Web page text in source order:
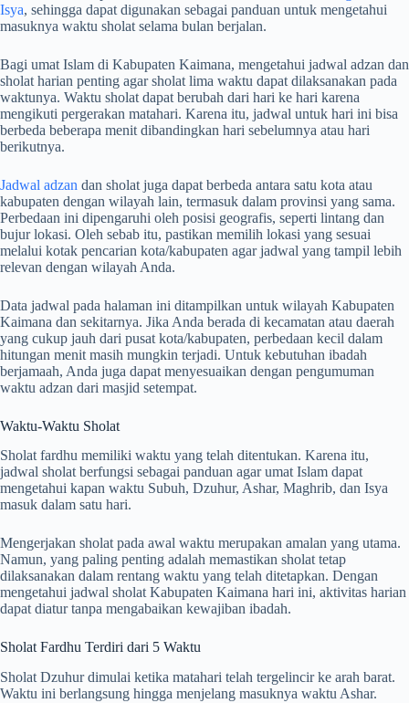
Isya, sehingga dapat digunakan sebagai panduan untuk mengetahui
masuknya waktu sholat selama bulan berjalan.
Bagi umat Islam di Kabupaten Kaimana, mengetahui jadwal adzan dan
sholat harian penting agar sholat lima waktu dapat dilaksanakan pada
waktunya. Waktu sholat dapat berubah dari hari ke hari karena
mengikuti pergerakan matahari. Karena itu, jadwal untuk hari ini bisa
berbeda beberapa menit dibandingkan hari sebelumnya atau hari
berikutnya.
Jadwal adzan dan sholat juga dapat berbeda antara satu kota atau
kabupaten dengan wilayah lain, termasuk dalam provinsi yang sama.
Perbedaan ini dipengaruhi oleh posisi geografis, seperti lintang dan
bujur lokasi. Oleh sebab itu, pastikan memilih lokasi yang sesuai
melalui kotak pencarian kota/kabupaten agar jadwal yang tampil lebih
relevan dengan wilayah Anda.
Data jadwal pada halaman ini ditampilkan untuk wilayah Kabupaten
Kaimana dan sekitarnya. Jika Anda berada di kecamatan atau daerah
yang cukup jauh dari pusat kota/kabupaten, perbedaan kecil dalam
hitungan menit masih mungkin terjadi. Untuk kebutuhan ibadah
berjamaah, Anda juga dapat menyesuaikan dengan pengumuman
waktu adzan dari masjid setempat.
Waktu-Waktu Sholat
Sholat fardhu memiliki waktu yang telah ditentukan. Karena itu,
jadwal sholat berfungsi sebagai panduan agar umat Islam dapat
mengetahui kapan waktu Subuh, Dzuhur, Ashar, Maghrib, dan Isya
masuk dalam satu hari.
Mengerjakan sholat pada awal waktu merupakan amalan yang utama.
Namun, yang paling penting adalah memastikan sholat tetap
dilaksanakan dalam rentang waktu yang telah ditetapkan. Dengan
mengetahui jadwal sholat Kabupaten Kaimana hari ini, aktivitas harian
dapat diatur tanpa mengabaikan kewajiban ibadah.
Sholat Fardhu Terdiri dari 5 Waktu
Sholat Dzuhur dimulai ketika matahari telah tergelincir ke arah barat.
Waktu ini berlangsung hingga menjelang masuknya waktu Ashar.